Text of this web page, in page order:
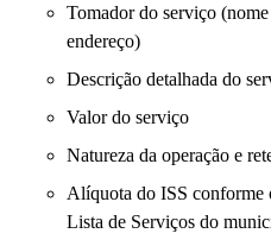
Tomador do serviço
endereço)
Descrição detalhada do
Valor do serviço
Natureza da operação e
Alíquota do ISS conforme
Lista de Serviços do